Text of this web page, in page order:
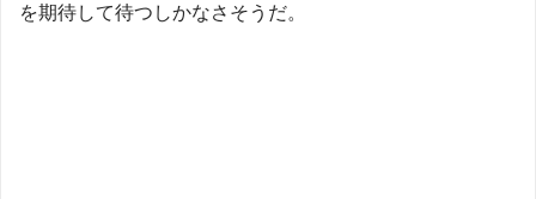
を期待して待つしかなさそうだ。